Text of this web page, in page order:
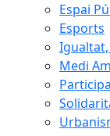
Espai
Esports
Medi